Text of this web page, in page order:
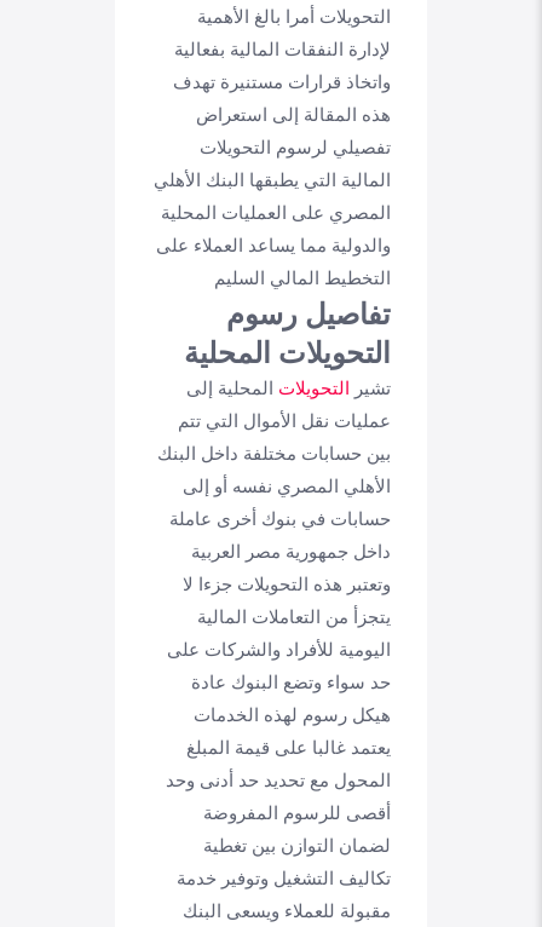
التحويلات أمرا بالغ الأهمية
لإدارة النفقات المالية بفعالية
واتخاذ قرارات مستنيرة تهدف
هذه المقالة إلى استعراض
تفصيلي لرسوم التحويلات
المالية التي يطبقها البنك الأهلي
المصري على العمليات المحلية
والدولية مما يساعد العملاء على
التخطيط المالي السليم
تفاصيل رسوم
التحويلات المحلية
تشير التحويلات المحلية إلى
عمليات نقل الأموال التي تتم
بين حسابات مختلفة داخل البنك
الأهلي المصري نفسه أو إلى
حسابات في بنوك أخرى عاملة
داخل جمهورية مصر العربية
وتعتبر هذه التحويلات جزءا لا
يتجزأ من التعاملات المالية
اليومية للأفراد والشركات على
حد سواء وتضع البنوك عادة
هيكل رسوم لهذه الخدمات
يعتمد غالبا على قيمة المبلغ
المحول مع تحديد حد أدنى وحد
أقصى للرسوم المفروضة
لضمان التوازن بين تغطية
تكاليف التشغيل وتوفير خدمة
مقبولة للعملاء ويسعى البنك